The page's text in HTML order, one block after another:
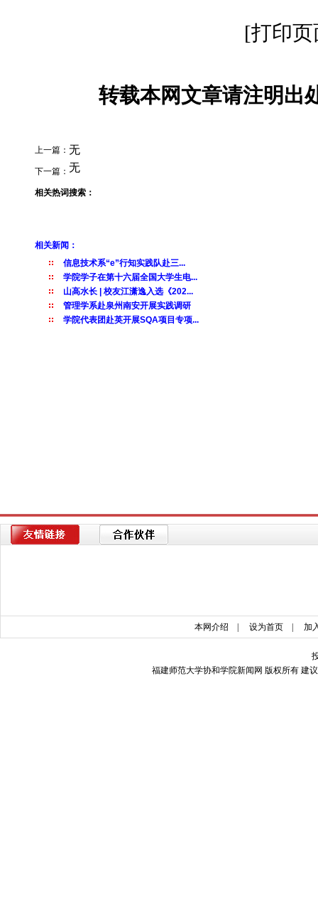
[打印
转载本网文章请注明出
上一篇： 无
下一篇： 无
相关热词搜索：
相关新闻：
本网介绍 设为首页| 加
福建师范大学协和学院新闻网 版权所有 建